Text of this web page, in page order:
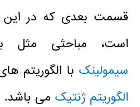
قسمت بعدی که در این
است، مباحثی مثل
سیمولینک با الگوریتم
الگوریتم ژنتیک می باشد.